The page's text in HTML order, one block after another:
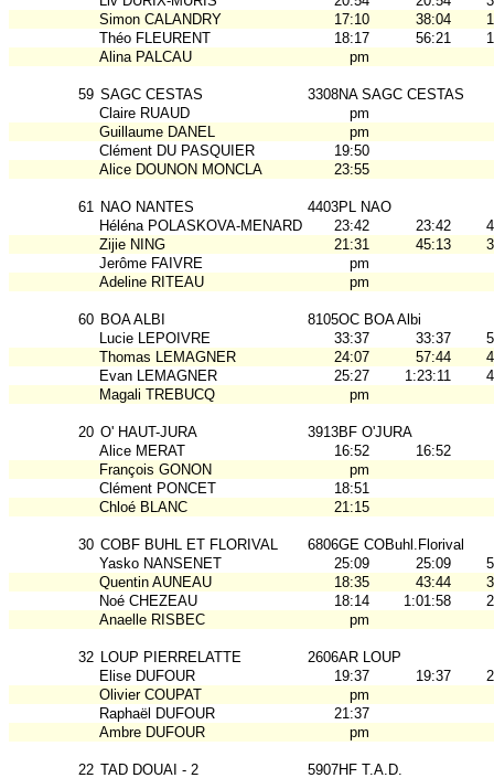
Simon CALANDRY
17:10 38:04
Théo FLEURENT
18:17 56:21
Alina PALCAU
pm
59 SAGC CESTAS
3308NA SAGC CESTAS
Claire RUAUD
pm
Guillaume DANEL
pm
Clément DU PASQUIER
19:50
Alice DOUNON MONCLA
23:55
61 NAO NANTES
4403PL NAO
Héléna POLASKOVA-MENARD
23:42 23:42
Zijie NING
21:31 45:13
Jerôme FAIVRE
pm
Adeline RITEAU
pm
60 BOA ALBI
8105OC BOA Albi
Lucie LEPOIVRE
33:37 33:37
Thomas LEMAGNER
24:07 57:44
Evan LEMAGNER
25:27 1:23:11
Magali TREBUCQ
pm
20 O' HAUT-JURA
3913BF O'JURA
Alice MERAT
16:52
16:52
François GONON
pm
Clément PONCET
18:51
Chloé BLANC
21:15
30 COBF BUHL ET FLORIVAL
6806GE COBuhl.Florival
Yasko NANSENET
25:09 25:09
Quentin AUNEAU
18:35 43:44
Noé CHEZEAU
18:14 1:01:58
Anaelle RISBEC
pm
32 LOUP PIERRELATTE
2606AR LOUP
Elise DUFOUR
19:37 19:37
Olivier COUPAT
pm
Raphaël DUFOUR
21:37
Ambre DUFOUR
pm
22 TAD DOUAI - 2
5907HF T.A.D.